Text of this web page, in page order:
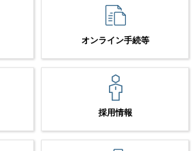
オンライン手続等
採用情報